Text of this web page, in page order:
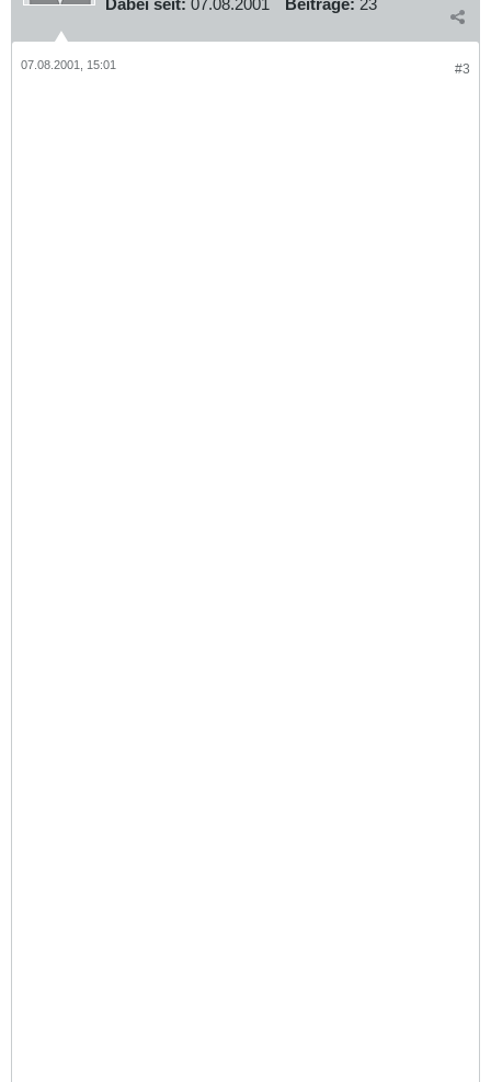
Dabei seit: 07.08.2001 Beiträge: 23
#3
07.08.2001, 15:01